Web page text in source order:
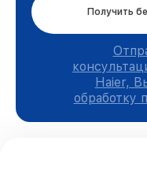
Получить
Haier,
обработку